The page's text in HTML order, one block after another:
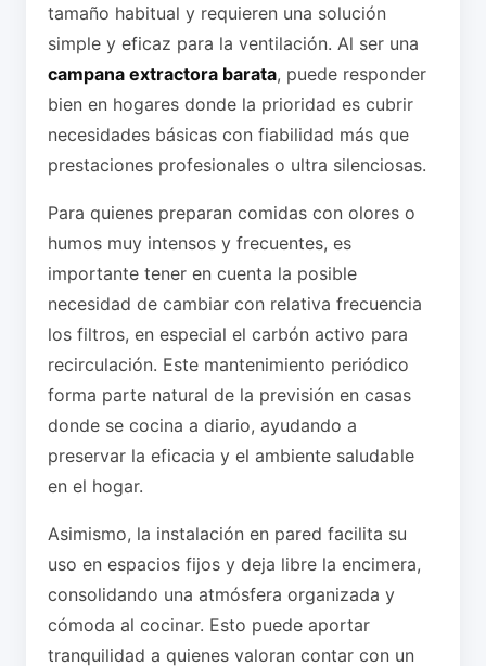
tamaño habitual y requieren una solución
simple y eficaz para la ventilación. Al ser una
campana extractora barata, puede responder
bien en hogares donde la prioridad es cubrir
necesidades básicas con fiabilidad más que
prestaciones profesionales o ultra silenciosas.
Para quienes preparan comidas con olores o
humos muy intensos y frecuentes, es
importante tener en cuenta la posible
necesidad de cambiar con relativa frecuencia
los filtros, en especial el carbón activo para
recirculación. Este mantenimiento periódico
forma parte natural de la previsión en casas
donde se cocina a diario, ayudando a
preservar la eficacia y el ambiente saludable
en el hogar.
Asimismo, la instalación en pared facilita su
uso en espacios fijos y deja libre la encimera,
consolidando una atmósfera organizada y
cómoda al cocinar. Esto puede aportar
tranquilidad a quienes valoran contar con un